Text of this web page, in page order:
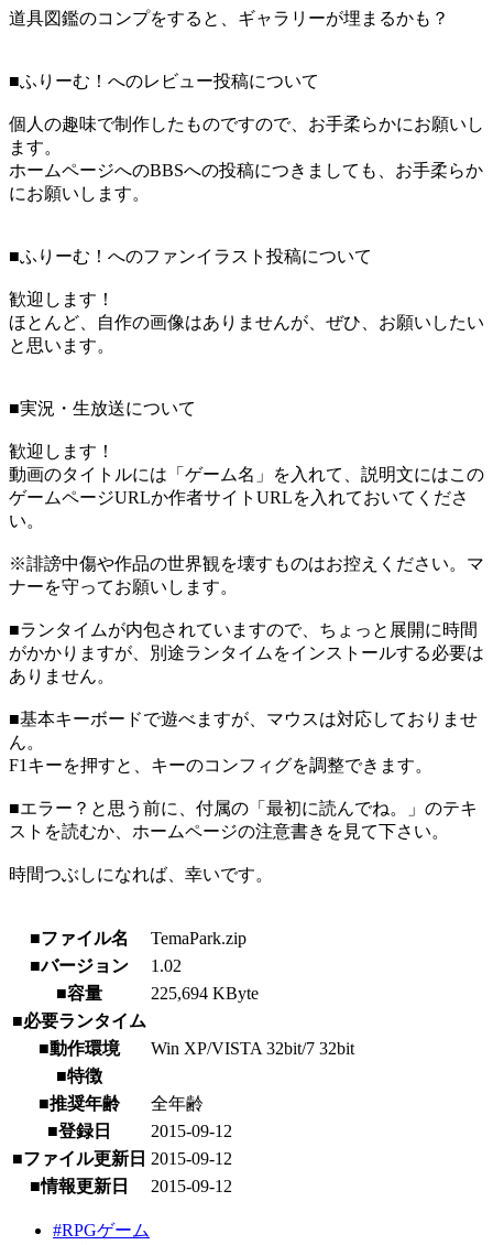
道具図鑑のコンプをすると、ギャラリーが埋まるかも？
■ふりーむ！へのレビュー投稿について
個人の趣味で制作したものですので、お手柔らかにお願いし
ます。
ホームページへのBBSへの投稿につきましても、お手柔らか
にお願いします。
■ふりーむ！へのファンイラスト投稿について
歓迎します！
ほとんど、自作の画像はありませんが、ぜひ、お願いしたい
と思います。
■実況・生放送について
歓迎します！
動画のタイトルには「ゲーム名」を入れて、説明文にはこの
ゲームページURLか作者サイトURLを入れておいてくださ
い。
※誹謗中傷や作品の世界観を壊すものはお控えください。マ
ナーを守ってお願いします。
■ランタイムが内包されていますので、ちょっと展開に時間
がかかりますが、別途ランタイムをインストールする必要は
ありません。
■基本キーボードで遊べますが、マウスは対応しておりませ
ん。
F1キーを押すと、キーのコンフィグを調整できます。
■エラー？と思う前に、付属の「最初に読んでね。」のテキ
ストを読むか、ホームページの注意書きを見て下さい。
時間つぶしになれば、幸いです。
■ファイル名
TemaPark.zip
■バージョン
1.02
■容量
225,694 KByte
■必要ランタイム
■動作環境
Win XP/VISTA 32bit/7 32bit
■特徴
■推奨年齢
全年齢
■登録日
2015-09-12
■ファイル更新日 2015-09-12
■情報更新日
2015-09-12
#RPGゲーム